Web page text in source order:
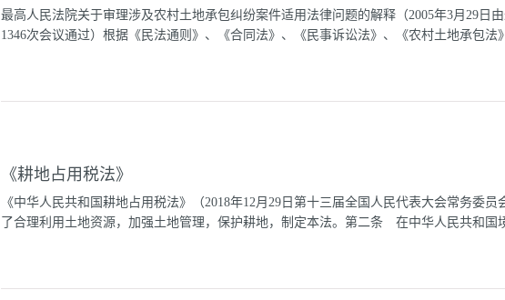
限责任公司的特别规定第四节 国有独资公司的特别规定第三章 有限责任公司的股权转
和组织机构第一节 设 立第二节 股东大会第三节 董事会、经理第四节 监 事 会第
人员的资格和义务第七章 公司债券第八章 公司财务、会计第九章 公司合并、分立
最高人民法院关于审理涉及农村土地承包纠纷案件适用法律问题的解释（2005年3月29日
1346次会议通过）根据《民法通则》、《合同法》、《民事诉讼法》、《农村土地承包法
济组织成员就用于分配的土地补偿费数额提起民事诉讼的，人民法院不予受理。第二条当
受诉人民法院应当参照最高人民法院《关于适用若干问题的意见》第145条至第148条的规
协议，一方当事人向农村土地承包仲裁机构申请仲裁，另一方当事人提起诉讼的，人民法
内提起诉讼的，人民法院应予受理。第三条承包合同纠纷，以发包方和承包方为当事人
《耕地占用税法》
《中华人民共和国耕地占用税法》（2018年12月29日第十三届全国人民代表大会常务委
了合理利用土地资源，加强土地管理，保护耕地，制定本法。第二条 在中华人民共和国